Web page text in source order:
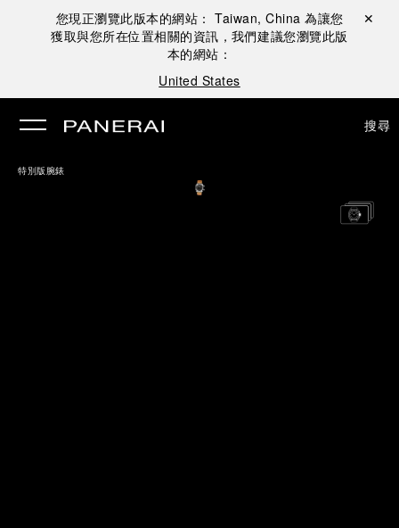
您現正瀏覽此版本的網站： Taiwan, China 為讓您
獲取與您所在位置相關的資訊，我們建議您瀏覽此版
本的網站：
United States
關閉 ✕
搜尋
特別版腕錶